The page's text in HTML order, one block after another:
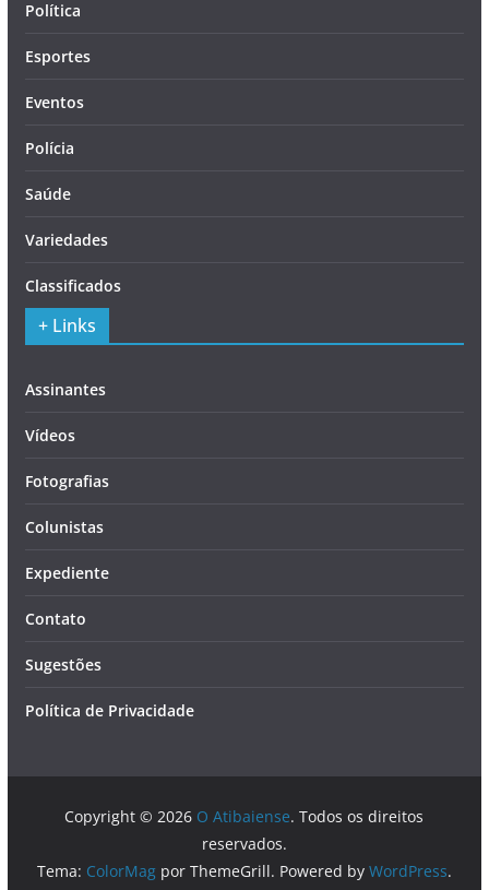
Política
Esportes
Eventos
Polícia
Saúde
Variedades
Classificados
+ Links
Assinantes
Vídeos
Fotografias
Colunistas
Expediente
Contato
Sugestões
Política de Privacidade
Copyright © 2026 O Atibaiense. Todos os direitos
reservados.
Tema: ColorMagpor ThemeGrill. Powered by WordPress.